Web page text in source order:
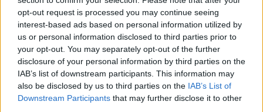
opt-out request is processed you may continue seeing
interest-based ads based on personal information utilized by
us or personal information disclosed to third parties prior to
your opt-out. You may separately opt-out of the further
disclosure of your personal information by third parties on the
IAB’s list of downstream participants. This information may
also be disclosed by us to third parties on the IAB’s List of
Downstream Participants that may further disclose it to other
μνημείο για την ανακήρυξη της Λέσβου ως
Παγκόσμιο Γεωπάρκο UNESCO.
Χρησιμοποιώνταςτην αίθουσα περιοδικών
εκθέσεων του Μουσείου ως εργαστήριο έφτιαξαν
τις προσωπικές τους αφηγήσεις σχετικά με αυτή τη
θεματική, με όλα τα δυνατά μέσα έκφρασης όπως
είναι η γλυπτική, η κεραμική, οι κατασκευές, το